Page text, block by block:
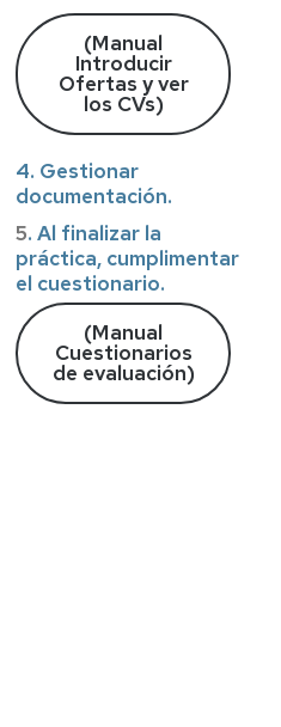
(Manual
Introducir
Ofertas y ver
los CVs)
4. Gestionar
documentación.
5. Al finalizar la
práctica, cumplimentar
el cuestionario.
(Manual
Cuestionarios
de evaluación)